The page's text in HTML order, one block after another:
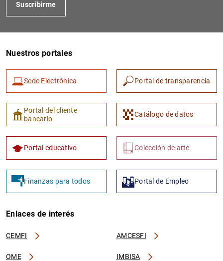
Suscribirme
Nuestros portales
Sede Electrónica Portal de transparencia
Portal del cliente
bancario
Catálogo de datos
Portal educativo Colección de arte
Finanzas para todos Portal de Empleo
Enlaces de interés
CEMFI AMCESFI
OME IMBISA